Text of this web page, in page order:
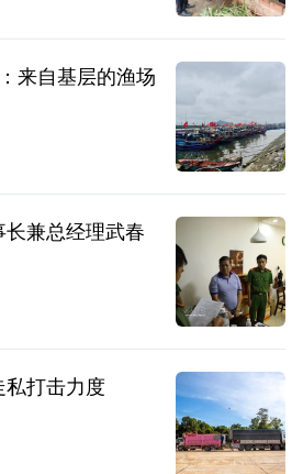
来自基层的渔场
兼总经理武春
打击力度